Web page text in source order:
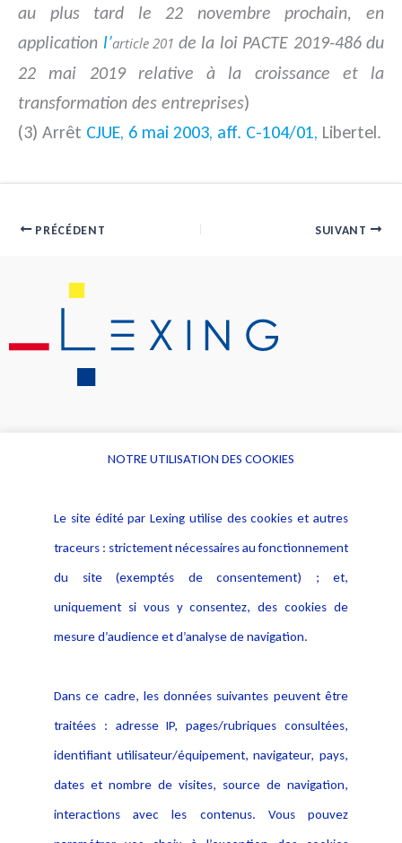
au plus tard le 22 novembre prochain, en
application l’article 201 de la loi PACTE 2019-486 du
22 mai 2019 relative à la croissance et la
transformation des entreprises)
(3) Arrêt CJUE, 6 mai 2003, aff. C-104/01, Libertel.
PRÉCÉDENT SUIVANT
Alerte professionnelle
Déclaration d'accessibilité
Notice Légale
Politique de protection des
données
Publications
NOTRE UTILISATION DES COOKIES
Le site édité par Lexing utilise des cookies et autres
traceurs : strictement nécessaires au fonctionnement
du site (exemptés de consentement) ; et,
uniquement si vous y consentez, des cookies de
mesure d’audience et d’analyse de navigation.
Dans ce cadre, les données suivantes peuvent être
traitées : adresse IP, pages/rubriques consultées,
identifiant utilisateur/équipement, navigateur, pays,
dates et nombre de visites, source de navigation,
interactions avec les contenus. Vous pouvez